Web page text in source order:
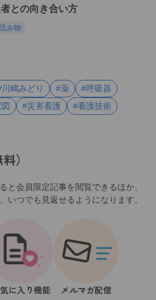
との向き合い方
読み物
川嶋みどり #薬
#呼吸器
#災害看護
#看護技術
）
と会員限定記事を閲覧できるほか、
いつでも見返せるようになります。
に入り機能 メルマガ配信